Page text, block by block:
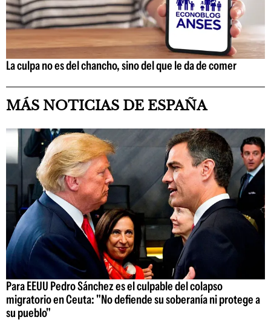
La culpa no es del chancho, sino del que le da de comer
MÁS NOTICIAS DE ESPAÑA
Para EEUU Pedro Sánchez es el culpable del colapso
migratorio en Ceuta: "No defiende su soberanía ni protege a
su pueblo"